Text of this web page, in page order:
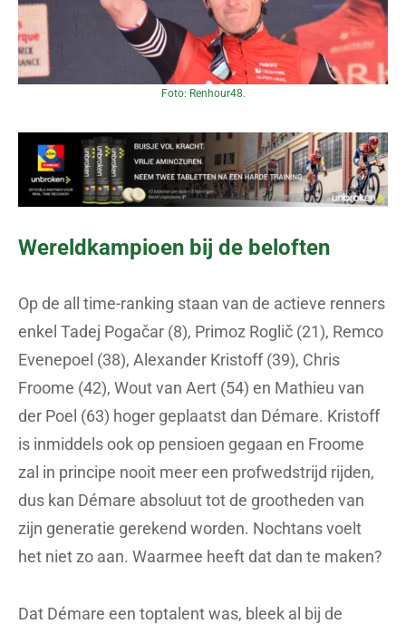
Foto: Renhour48.
Wereldkampioen bij de beloften
Op de all time-ranking staan van de actieve renners
enkel Tadej Pogačar (8), Primoz Roglič (21), Remco
Evenepoel (38), Alexander Kristoff (39), Chris
Froome (42), Wout van Aert (54) en Mathieu van
der Poel (63) hoger geplaatst dan Démare. Kristoff
is inmiddels ook op pensioen gegaan en Froome
zal in principe nooit meer een profwedstrijd rijden,
dus kan Démare absoluut tot de grootheden van
zijn generatie gerekend worden. Nochtans voelt
het niet zo aan. Waarmee heeft dat dan te maken?
Dat Démare een toptalent was, bleek al bij de